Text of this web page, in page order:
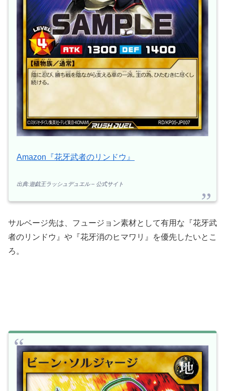
Amazon『花牙武者のリンドウ』
出典:遊戯王ラッシュデュエル – 公式サイト
サルベージ先は、フュージョン素材として有用な『花牙武
者のリンドウ』や『花牙消のヒマワリ』を優先したいとこ
ろ。